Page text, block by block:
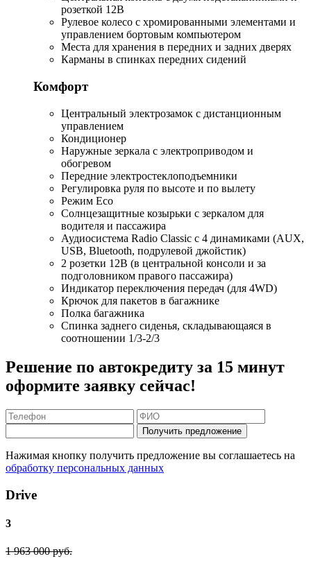
розеткой 12В
Рулевое колесо с хромированными элементами и
управлением бортовым компьютером
Места для хранения в передних и задних дверях
Карманы в спинках передних сидений
Комфорт
Центральный электрозамок с дистанционным
управлением
Кондиционер
Наружные зеркала с электроприводом и
обогревом
Передние электростеклоподъемники
Регулировка руля по высоте и по вылету
Режим Eco
Солнцезащитные козырьки с зеркалом для
водителя и пассажира
Аудиосистема Radio Classic с 4 динамиками (AUX,
USB, Bluetooth, подрулевой джойстик)
2 розетки 12В (в центральной консоли и за
подголовником правого пассажира)
Индикатор переключения передач (для 4WD)
Крючок для пакетов в багажнике
Полка багажника
Спинка заднего сиденья, складывающаяся в
соотношении 1/3-2/3
Решение по автокредиту за 15 минут
оформите заявку сейчас!
Получить предложение
Нажимая кнопку получить предложение вы соглашаетесь на
обработку персональных данных
Drive
3
1 963 000 руб.